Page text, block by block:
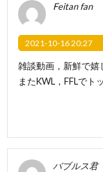
Feitan fan
2021-10-16 20:27
雑談動画，新鮮で嬉
またKWL，FFLでト
バブルス君